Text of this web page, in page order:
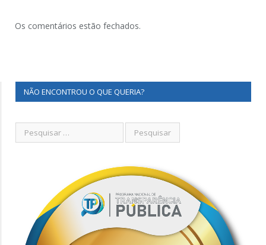
Os comentários estão fechados.
NÃO ENCONTROU O QUE QUERIA?